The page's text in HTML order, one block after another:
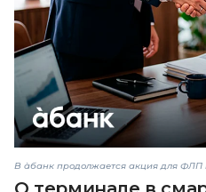
В àбанк продолжается акция для